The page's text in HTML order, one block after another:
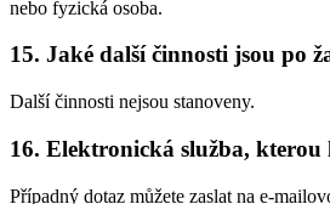
nebo fyzická osoba.
15. Jaké další činnosti jsou po
Další činnosti nejsou stanoveny.
16. Elektronická služba, kterou
Případný dotaz můžete zaslat na e-